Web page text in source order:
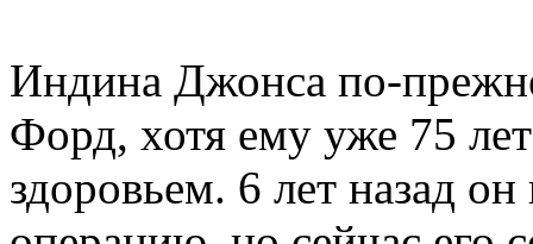
Индина Джонса по-
Форд, хотя ему уже 75
здоровьем. 6 лет назад